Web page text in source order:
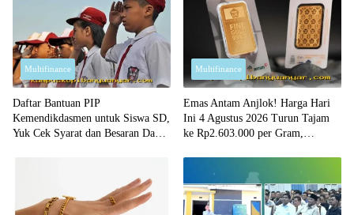
Multifinance
Daftar Bantuan PIP
Kemendikdasmen untuk Siswa SD,
Yuk Cek Syarat dan Besaran Dana
Multifinance
Emas Antam Anjlok! Harga Hari
Ini 4 Agustus 2026 Turun Tajam
ke Rp2.603.000 per Gram,